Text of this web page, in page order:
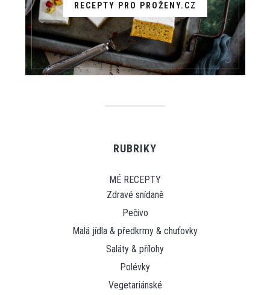
RECEPTY PRO PROŽENY.CZ
RUBRIKY
MÉ RECEPTY
Zdravé snídaně
Pečivo
Malá jídla & předkrmy & chuťovky
Saláty & přílohy
Polévky
Vegetariánské